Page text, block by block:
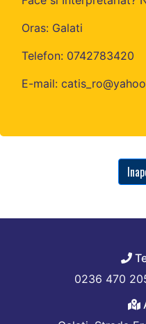
Oras: Galati
Telefon: 0742783420
E-mail:
0236 470